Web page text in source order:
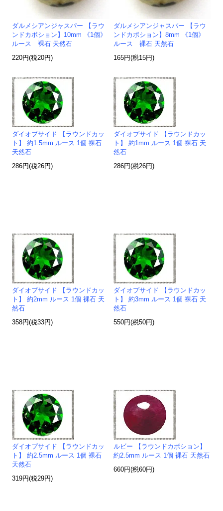
ダルメシアンジャスパー 【ラウ
ンドカボション】10mm 《1個》
ルース 裸石 天然石
220円(税20円)
ダルメシアンジャスパー 【ラウ
ンドカボション】8mm 《1個》
ルース 裸石 天然石
165円(税15円)
ダイオプサイド 【ラウンドカッ
ト】 約1.5mm ルース 1個 裸石
天然石
286円(税26円)
ダイオプサイド 【ラウンドカッ
ト】 約1mm ルース 1個 裸石 天
然石
286円(税26円)
ダイオプサイド 【ラウンドカッ
ト】 約2mm ルース 1個 裸石 天
然石
358円(税33円)
ダイオプサイド 【ラウンドカッ
ト】 約3mm ルース 1個 裸石 天
然石
550円(税50円)
ダイオプサイド 【ラウンドカッ
ト】 約2.5mm ルース 1個 裸石
天然石
319円(税29円)
ルビー 【ラウンドカボション】
約2.5mm ルース 1個 裸石 天然石
660円(税60円)